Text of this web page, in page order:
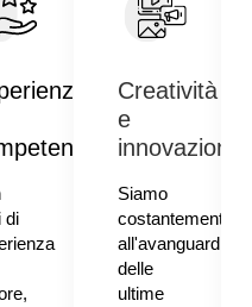
di
Creatività
e
innovazione
Siamo
costantemente
all'avanguardia
delle
ultime